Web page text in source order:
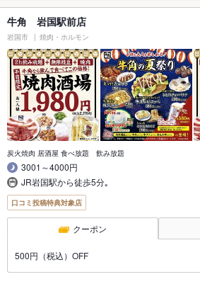
牛角 岩国駅前店
岩国市 焼肉・ホルモン
炭火焼肉 居酒屋 食べ放題 飲み放題
3001～4000円
JR岩国駅から徒歩5分｡
口コミ投稿特典対象店
クーポン
500円（税込）OFF